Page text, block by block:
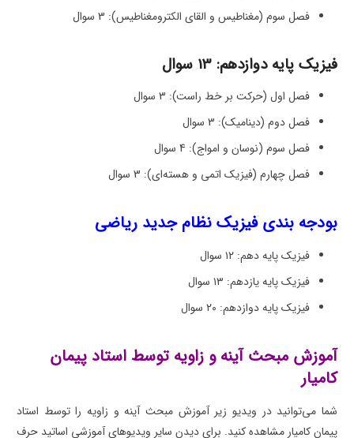
فصل سوم (مغناطیس و القای الکترومغناطیس): 3 سوال
فیزیک پایه دوازدهم: 13 سوال
فصل اول (حرکت بر خط راست): 3 سوال
فصل دوم (دینامیک)‌: 3 سوال
فصل سوم (نوسان و امواج): 4 سوال
فصل چهارم (فیزیک اتمی و هسته‌ای): 3 سوال
بودجه بندی فیزیک نظام جدید ریاضی
فیزیک پایه دهم: ۱۲ سوال
فیزیک پایه یازدهم: ۱۳ سوال
فیزیک پایه دوازدهم: ۲۰ سوال
آموزش مبحث آینه و زاویه توسط استاد پیمان
کامیار
شما می‌توانید در ویدیو زیر آموزش مبحث آینه و زاویه را توسط استاد
پیمان کامیار مشاهده کنید. برای دیدن سایر ویدیوهای آموزشی اساتید حرف